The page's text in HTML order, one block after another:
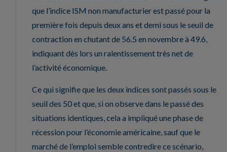
que l’indice ISM non manufacturier est passé pour la
première fois depuis deux ans et demi sous le seuil de
contraction en chutant de 56.5 en novembre à 49.6,
indiquant dès lors un ralentissement très net de
l’activité économique.
Ce qui signifie que les deux indices sont passés sous le
seuil des 50 et que, si on observe dans le passé des
situations identiques, cela a impliqué une phase de
récession pour l’économie américaine, sauf que le
marché de l’emploi semble contredire ce scénario,